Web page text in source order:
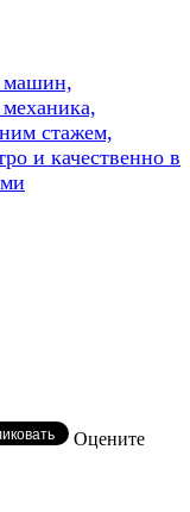
машин,
стажем,
и качественно в
Оцените